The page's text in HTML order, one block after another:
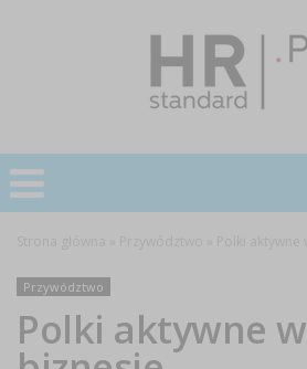
Przywództwo
Polki aktywne w